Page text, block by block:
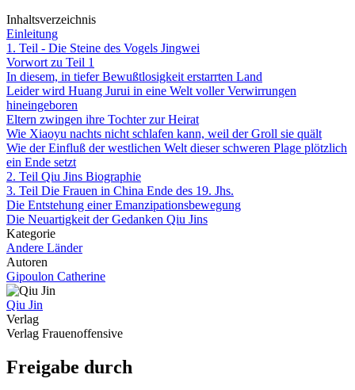
Inhaltsverzeichnis
Einleitung
1. Teil - Die Steine des Vogels Jingwei
Vorwort zu Teil 1
In diesem, in tiefer Bewußtlosigkeit erstarrten Land
Leider wird Huang Jurui in eine Welt voller Verwirrungen
hineingeboren
Eltern zwingen ihre Tochter zur Heirat
Wie Xiaoyu nachts nicht schlafen kann, weil der Groll sie quält
Wie der Einfluß der westlichen Welt dieser schweren Plage plötzlich
ein Ende setzt
2. Teil Qiu Jins Biographie
3. Teil Die Frauen in China Ende des 19. Jhs.
Die Entstehung einer Emanzipationsbewegung
Die Neuartigkeit der Gedanken Qiu Jins
Kategorie
Andere Länder
Autoren
Gipoulon Catherine
Qiu Jin
Verlag
Verlag Frauenoffensive
Freigabe durch